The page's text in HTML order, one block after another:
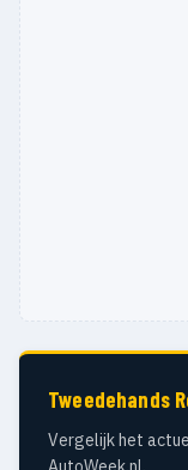
Tweedehands
Vergelijk het